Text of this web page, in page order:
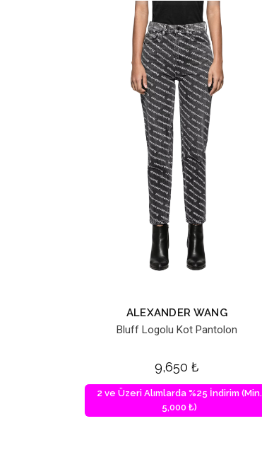
ALEXANDER WANG
Bluff Logolu Kot Pantolon
9,650 ₺
2 ve Üzeri Alımlarda %25 İndirim (Min.
5,000 ₺)